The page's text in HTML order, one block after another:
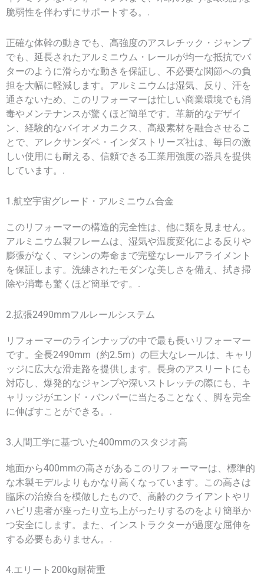
脆弱性を伴わずにサポートする。.
正確な体幹の動きでも、高強度のアスレチック・ジャンプ
でも、延長されたアルミニウム・レールが均一な抵抗でバ
ターのように滑らかな動きを保証し、不必要な関節への負
担を大幅に軽減します。アルミニウムは湿気、反り、汗を
通さないため、このリフォーマーは忙しい商業環境でも消
毒やメンテナンスが驚くほど簡単です。革新的なデザイ
ン、経験的なバイオメカニクス、高級素材を融合させるこ
とで、アレクサンダベ・インダストリーズ社は、毎日の激
しい使用にも耐える、信頼できる工業用強度の器具を提供
しています。.
1.航空宇宙グレード・アルミニウム合金
このリフォーマーの構造的完全性は、他に類を見ません。
アルミニウム製フレームは、湿気や温度変化による反りや
膨張がなく、マシンの寿命まで完璧なレールアライメント
を保証します。洗練されたモダンな美しさを備え、拭き掃
除や消毒も驚くほど簡単です。.
2.拡張2490mmフルレールシステム
リフォーマーのラインナップの中で最も長いリフォーマー
です。全長2490mm（約2.5m）の巨大なレールは、キャリ
ッジに広大な滑走路を提供します。長身のアスリートにも
対応し、爆発的なジャンプや深いストレッチの際にも、キ
ャリッジがエンド・バンパーに当たることなく、脚を完全
に伸ばすことができる。.
3.人間工学に基づいた400mmのスタジオ高
地面から400mmの高さがあるこのリフォーマーは、標準的
な木製モデルよりもかなり高くなっています。この高さは
臨床の治療台を模倣したもので、高齢のクライアントやリ
ハビリ患者が座ったり立ち上がったりするのをより簡単か
つ安全にします。また、インストラクターが過度な屈伸を
する必要もありません。.
4.エリート200kg耐荷重